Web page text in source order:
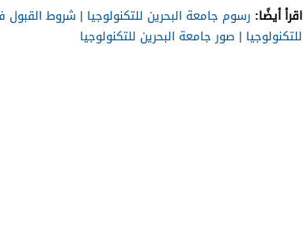
اقرأ أيضًا: رسوم جامعة البحرين للتكنولوجيا | شروط القبول
للتكنولوجيا | صور جامعة البحرين للتكنولوجيا